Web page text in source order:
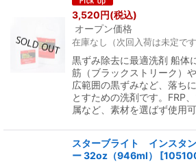
3,520 円(税込)
オープン価格
在庫なし（次回入荷は未定です
黒ずみ除去に最適洗剤 船体
筋（ブラックストリーク）
広範囲の黒ずみなど、落ち
とすための洗剤です。FRP
属など、素材を選ばず使用
スターブライト インスタ
ー 32oz（946ml）
[